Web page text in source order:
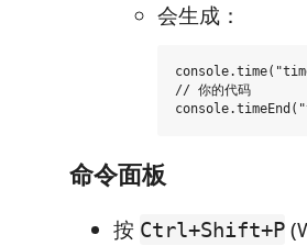
会生成：
// 你的代码
命令面板
按 Ctrl+Shift+P